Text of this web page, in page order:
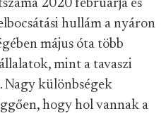
2020 februárja és
hullám a nyáron
május óta több
mint a tavaszi
Nagy különbségek
hogy hol vannak a